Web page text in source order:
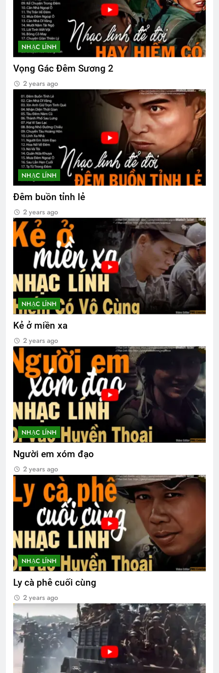
Nỗi Niềm Ngày Cuối Năm
3 Years Ago
The Vietnam War
Cựu SVSQ Ngô Kỳ Dũng K14
NHẠC LÍNH
Vọng Gác Đêm Sương 2
2 years ago
NHẠC LÍNH
Đêm buồn tỉnh lẻ
2 years ago
NHẠC LÍNH
Kẻ ở miền xa
2 years ago
NHẠC LÍNH
Người em xóm đạo
2 years ago
NHẠC LÍNH
Ly cà phê cuối cùng
2 years ago